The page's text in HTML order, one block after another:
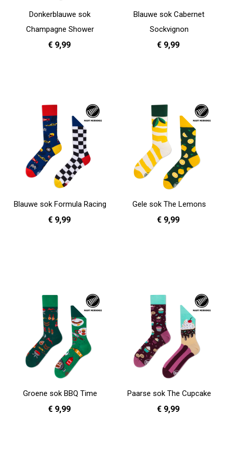
Donkerblauwe sok
Champagne Shower
€ 9,99
Blauwe sok Cabernet
Sockvignon
€ 9,99
Blauwe sok Formula Racing
€ 9,99
Gele sok The Lemons
€ 9,99
Groene sok BBQ Time
€ 9,99
Paarse sok The Cupcake
€ 9,99